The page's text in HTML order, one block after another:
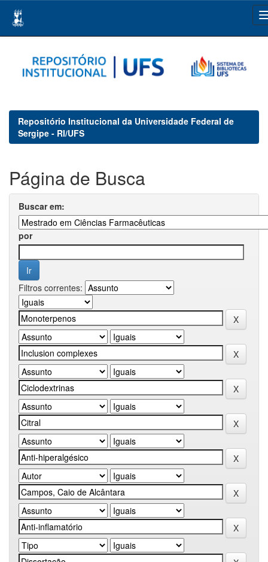
navigation
Repositório Institucional da Universidade Federal de
Sergipe - RI/UFS
Página de Busca
Buscar em:
por
Filtros correntes: